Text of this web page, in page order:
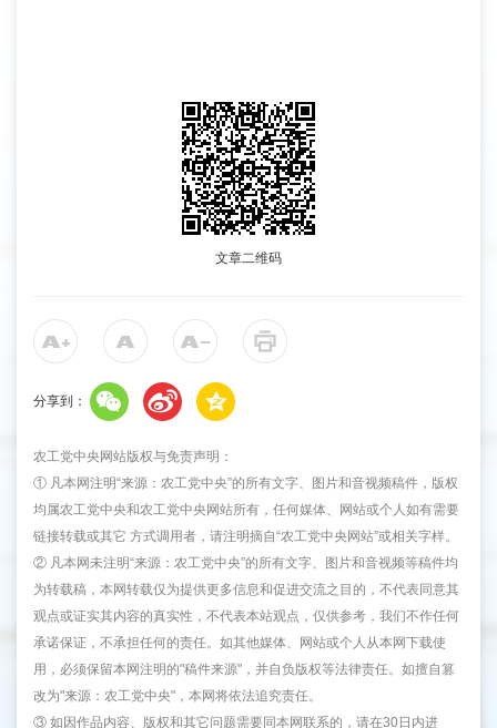
文章二维码
分享到：
农工党中央网站版权与免责声明：
① 凡本网注明“来源：农工党中央”的所有文字、图片和音视频稿件，版权
均属农工党中央和农工党中央网站所有，任何媒体、网站或个人如有需要
链接转载或其它 方式调用者，请注明摘自“农工党中央网站”或相关字样。
② 凡本网未注明“来源：农工党中央”的所有文字、图片和音视频等稿件均
为转载稿，本网转载仅为提供更多信息和促进交流之目的，不代表同意其
观点或证实其内容的真实性，不代表本站观点，仅供参考，我们不作任何
承诺保证，不承担任何的责任。如其他媒体、网站或个人从本网下载使
用，必须保留本网注明的"稿件来源"，并自负版权等法律责任。如擅自篡
改为"来源：农工党中央"，本网将依法追究责任。
③ 如因作品内容、版权和其它问题需要同本网联系的，请在30日内进